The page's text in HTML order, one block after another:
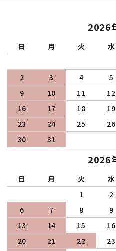
2026
日 月 火 水
2
3 4 5
9
10 11 12
16
17 18 19
23
24 25 26
30
31
2026
日 月 火 水
1
2
6
7 8 9
13
14 15 16
20
21 22 23